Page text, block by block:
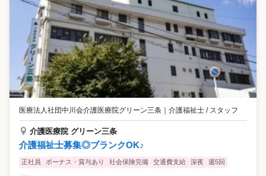
医療法人社団中川会介護医療院グリーン三条 ｜ 介護福祉士 / スタッフ
介護医療院 グリーン三条
介護福祉士募集◎ブランクOK♪
正社員 ボーナス・賞与あり 社会保険完備 交通費支給 深夜 週5回